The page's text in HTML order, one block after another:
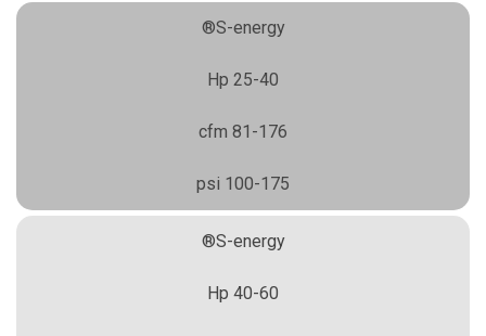
S-energy®
25-40 Hp
81-176 cfm
100-175 psi
S-energy®
40-60 Hp